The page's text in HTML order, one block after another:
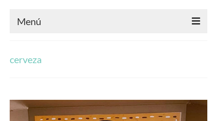
Menú
Ilustraciones
cerveza